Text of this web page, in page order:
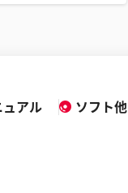
アル
ソフト他